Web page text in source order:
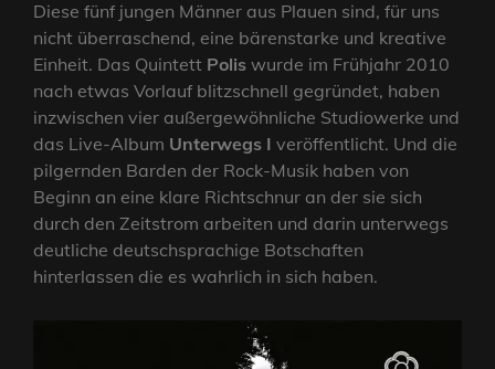
Diese fünf jungen Männer aus Plauen sind, für uns
nicht überraschend, eine bärenstarke und kreative
Einheit. Das Quintett Polis wurde im Frühjahr 2010
nach etwas Vorlauf blitzschnell gegründet, haben
inzwischen vier außergewöhnliche Studiowerke und
das Live-Album Unterwegs I veröffentlicht. Und die
pilgernden Barden der Rock-Musik haben von
Beginn an eine klare Richtschnur an der sie sich
durch den Zeitstrom arbeiten und darin unterwegs
deutliche deutschsprachige Botschaften
hinterlassen die es wahrlich in sich haben.